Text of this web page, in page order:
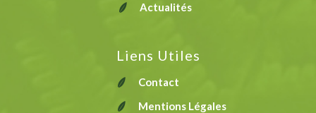
Actualités
Liens Utiles
Contact
Mentions Légales